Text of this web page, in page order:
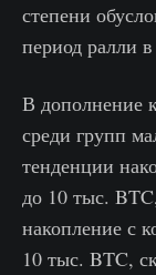
степени
период ралли в
В дополнение
среди групп
тенденции
до 10 тыс.
накопление с
10 тыс. BTC,